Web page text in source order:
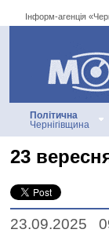
Інформ-агенція
Інформ-
Політична
Чернігівщина
23
23.09.2025